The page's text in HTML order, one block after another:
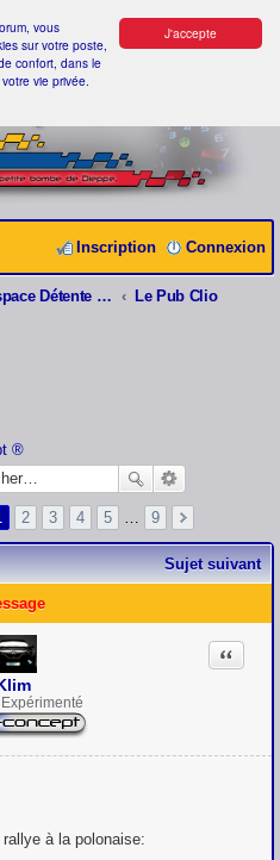
J'accepte
vous
sur votre poste,
confort, dans le
vie privée.
Connexion
Inscription
L'Espace Détente Clio RS Concept ® Le Pub Clio
®
2 3 4 5 9
Sujet suivant
Citation
à la polonaise: